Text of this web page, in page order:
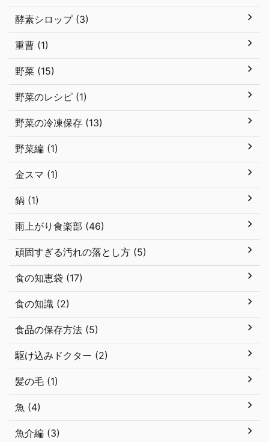
酵素シロップ (3)
重曹 (1)
野菜 (15)
野菜のレシピ (1)
野菜の冷凍保存 (13)
野菜編 (1)
金スマ (1)
鍋 (1)
雨上がり食楽部 (46)
頑固すぎる汚れの落とし方 (5)
食の知恵袋 (17)
食の知識 (2)
食品の保存方法 (5)
駆け込みドクター (2)
髪の毛 (1)
魚 (4)
魚介編 (3)